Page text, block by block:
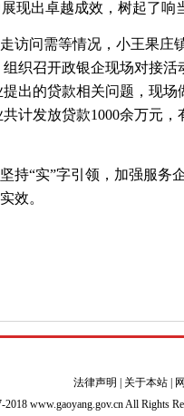
现出卓越成效，树起了响
访问需等情况，小王果庄
织召开政银企现场对接
出的贷款相关问题，现
计发放贷款1000余万元
持“实”字引领，加强服务
效。
法律声明 关于本站
www.gaoyang.gov.cn All Rights